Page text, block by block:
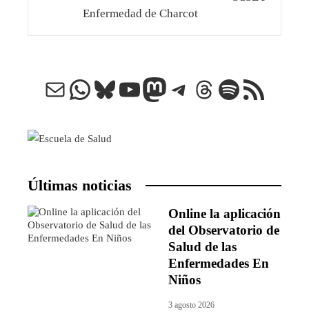
Enfermedad de Charcot
Correo electrónico
WhatsApp
Bluesky
YouTube
Mastodon
Telegram
Threads
Spotify
Feed RSS
Últimas noticias
Online la aplicación
del Observatorio de
Salud de las
Enfermedades En
Niños
3 agosto 2026